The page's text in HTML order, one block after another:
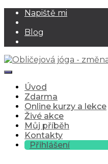
Napiště mi
Blog
Toggle Navigation
Úvod
Zdarma
Online kurzy a lekce
Živé akce
Můj příběh
Kontakty
Přihlášení